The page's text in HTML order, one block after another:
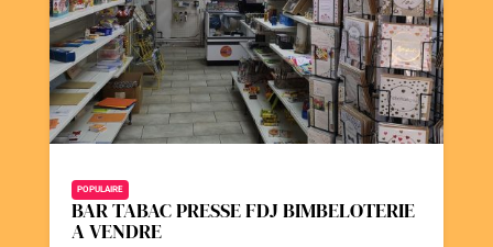
POPULAIRE
BAR TABAC PRESSE FDJ BIMBELOTERIE
A VENDRE